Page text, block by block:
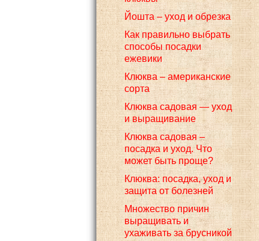
Йошта – уход и обрезка
Как правильно выбрать
способы посадки
ежевики
Клюква – американские
сорта
Клюква садовая — уход
и выращивание
Клюква садовая –
посадка и уход. Что
может быть проще?
Клюква: посадка, уход и
защита от болезней
Множество причин
выращивать и
ухаживать за брусникой